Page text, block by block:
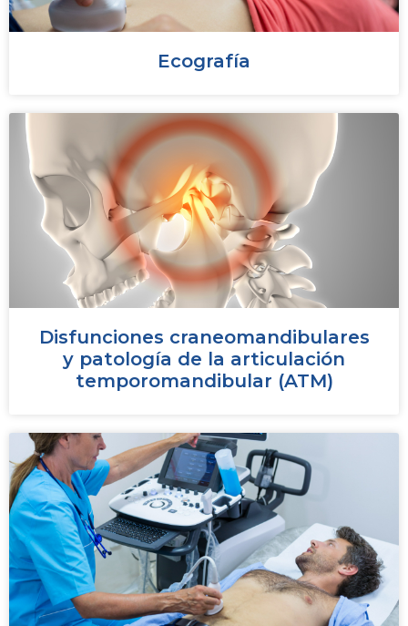
Ecografía
Disfunciones craneomandibulares
y patología de la articulación
temporomandibular (ATM)